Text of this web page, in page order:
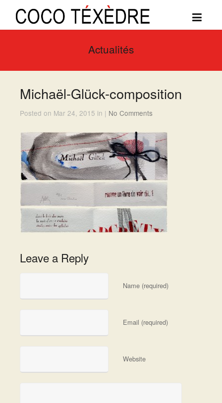
Actualités
Michaël-Glück-composition
Posted on Mar 24, 2015 in | No Comments
Leave a Reply
Name (required)
Email (required)
Website